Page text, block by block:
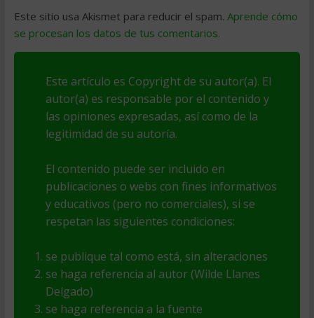
Este sitio usa Akismet para reducir el spam. Aprende cómo
se procesan los datos de tus comentarios.
Este artículo es Copyright de su autor(a). El
autor(a) es responsable por el contenido y
las opiniones expresadas, así como de la
legitimidad de su autoría.
El contenido puede ser incluido en
publicaciones o webs con fines informativos
y educativos (pero no comerciales), si se
respetan las siguientes condiciones:
se publique tal como está, sin alteraciones
se haga referencia al autor (Wilde Llanes
Delgado)
se haga referencia a la fuente